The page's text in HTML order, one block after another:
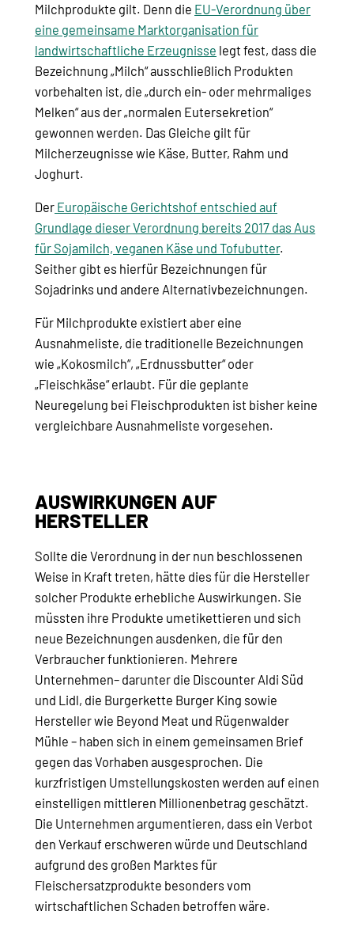
Milchprodukte gilt. Denn die EU-Verordnung über
eine gemeinsame Marktorganisation für
landwirtschaftliche Erzeugnisse legt fest, dass die
Bezeichnung „Milch“ ausschließlich Produkten
vorbehalten ist, die „durch ein- oder mehrmaliges
Melken“ aus der „normalen Eutersekretion“
gewonnen werden. Das Gleiche gilt für
Milcherzeugnisse wie Käse, Butter, Rahm und
Joghurt.
Der Europäische Gerichtshof entschied auf
Grundlage dieser Verordnung bereits 2017 das Aus
für Sojamilch, veganen Käse und Tofubutter.
Seither gibt es hierfür Bezeichnungen für
Sojadrinks und andere Alternativbezeichnungen.
Für Milchprodukte existiert aber eine
Ausnahmeliste, die traditionelle Bezeichnungen
wie „Kokosmilch“, „Erdnussbutter“ oder
„Fleischkäse“ erlaubt. Für die geplante
Neuregelung bei Fleischprodukten ist bisher keine
vergleichbare Ausnahmeliste vorgesehen.
AUSWIRKUNGEN AUF
HERSTELLER
Sollte die Verordnung in der nun beschlossenen
Weise in Kraft treten, hätte dies für die Hersteller
solcher Produkte erhebliche Auswirkungen. Sie
müssten ihre Produkte umetikettieren und sich
neue Bezeichnungen ausdenken, die für den
Verbraucher funktionieren. Mehrere
Unternehmen– darunter die Discounter Aldi Süd
und Lidl, die Burgerkette Burger King sowie
Hersteller wie Beyond Meat und Rügenwalder
Mühle – haben sich in einem gemeinsamen Brief
gegen das Vorhaben ausgesprochen. Die
kurzfristigen Umstellungskosten werden auf einen
einstelligen mittleren Millionenbetrag geschätzt.
Die Unternehmen argumentieren, dass ein Verbot
den Verkauf erschweren würde und Deutschland
aufgrund des großen Marktes für
Fleischersatzprodukte besonders vom
wirtschaftlichen Schaden betroffen wäre.